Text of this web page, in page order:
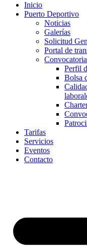
Inicio
Puerto Deportivo
Noticias
Galerías
Solicitud
Portal de
Perfil
Bolsa
Tarifas
Servicios
Eventos
Contacto